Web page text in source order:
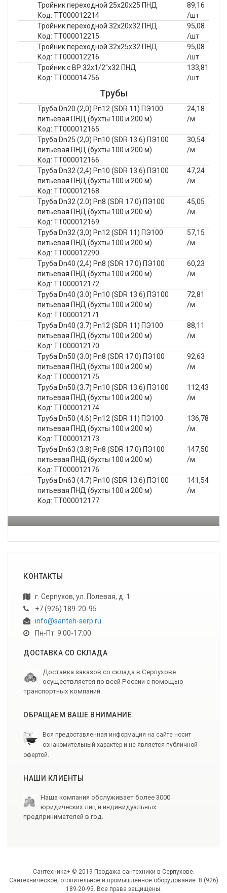
Тройник переходной 25х20х25 ПНД
Код: ТТ000012214
89,16
/шт
Тройник переходной 32х20х32 ПНД
Код: ТТ000012215
95,08
/шт
Тройник переходной 32х25х32 ПНД
Код: ТТ000012216
95,08
/шт
Тройник с ВР 32х1/2"х32 ПНД
Код: ТТ000014756
133,81
/шт
Трубы
Труба Dn20 (2,0) Pn12 (SDR 11) ПЭ100
питьевая ПНД (бухты 100 и 200 м)
Код: ТТ000012165
24,18
/м
Труба Dn25 (2,0) Pn10 (SDR 13.6) ПЭ100
питьевая ПНД (бухты 100 и 200 м)
Код: ТТ000012166
30,54
/м
Труба Dn32 (2,4) Pn10 (SDR 13.6) ПЭ100
питьевая ПНД (бухты 100 и 200 м)
Код: ТТ000012168
47,24
/м
Труба Dn32 (2.0) Pn8 (SDR 17.0) ПЭ100
питьевая ПНД (бухты 100 и 200 м)
Код: ТТ000012169
45,05
/м
Труба Dn32 (3,0) Pn12 (SDR 11) ПЭ100
питьевая ПНД (бухты 100 и 200 м)
Код: ТТ000012290
57,15
/м
Труба Dn40 (2,4) Pn8 (SDR 17.0) ПЭ100
питьевая ПНД (бухты 100 и 200 м)
Код: ТТ000012172
60,23
/м
Труба Dn40 (3.0) Pn10 (SDR 13.6) ПЭ100
питьевая ПНД (бухты 100 и 200 м)
Код: ТТ000012171
72,81
/м
Труба Dn40 (3.7) Pn12 (SDR 11) ПЭ100
питьевая ПНД (бухты 100 и 200 м)
Код: ТТ000012170
88,11
/м
Труба Dn50 (3.0) Pn8 (SDR 17.0) ПЭ100
питьевая ПНД (бухты 100 и 200 м)
Код: ТТ000012175
92,63
/м
Труба Dn50 (3.7) Pn10 (SDR 13.6) ПЭ100
питьевая ПНД (бухты 100 и 200 м)
Код: ТТ000012174
112,43
/м
Труба Dn50 (4.6) Pn12 (SDR 11) ПЭ100
питьевая ПНД (бухты 100 и 200 м)
Код: ТТ000012173
136,78
/м
Труба Dn63 (3.8) Pn8 (SDR 17.0) ПЭ100
питьевая ПНД (бухты 100 и 200 м)
Код: ТТ000012176
147,50
/м
Труба Dn63 (4.7) Pn10 (SDR 13.6) ПЭ100
питьевая ПНД (бухты 100 и 200 м)
Код: ТТ000012177
141,54
/м
КОНТАКТЫ
г. Серпухов, ул. Полевая, д. 1
+7 (926) 189-20-95
info@santeh-serp.ru
Пн-Пт: 9:00-17:00
ДОСТАВКА СО СКЛАДА
Доставка заказов со склада в Серпухове
осуществляется по всей России с помощью
транспортных компаний.
ОБРАЩАЕМ ВАШЕ ВНИМАНИЕ
Вся предоставленная информация на сайте носит
ознакомительный характер и не является публичной
офертой.
НАШИ КЛИЕНТЫ
Наша компания обслуживает более 3000
юридических лиц и индивидуальных
предпринимателей в год.
Сантехника+ © 2019 Продажа сантехники в Серпухове.
Сантехническое, отопительное и промышленное оборудование. 8 (926)
189-20-95. Все права защищены.